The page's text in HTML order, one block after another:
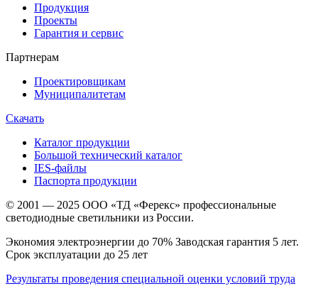
Продукция
Проекты
Гарантия и сервис
Партнерам
Проектировщикам
Муниципалитетам
Скачать
Каталог продукции
Большой технический каталог
IES-файлы
Паспорта продукции
© 2001 — 2025 ООО «ТД «Ферекс» профессиональные
светодиодные светильники из России.
Экономия электроэнергии до 70% Заводская гарантия 5 лет.
Срок эксплуатации до 25 лет
Результаты проведения специальной оценки условий труда